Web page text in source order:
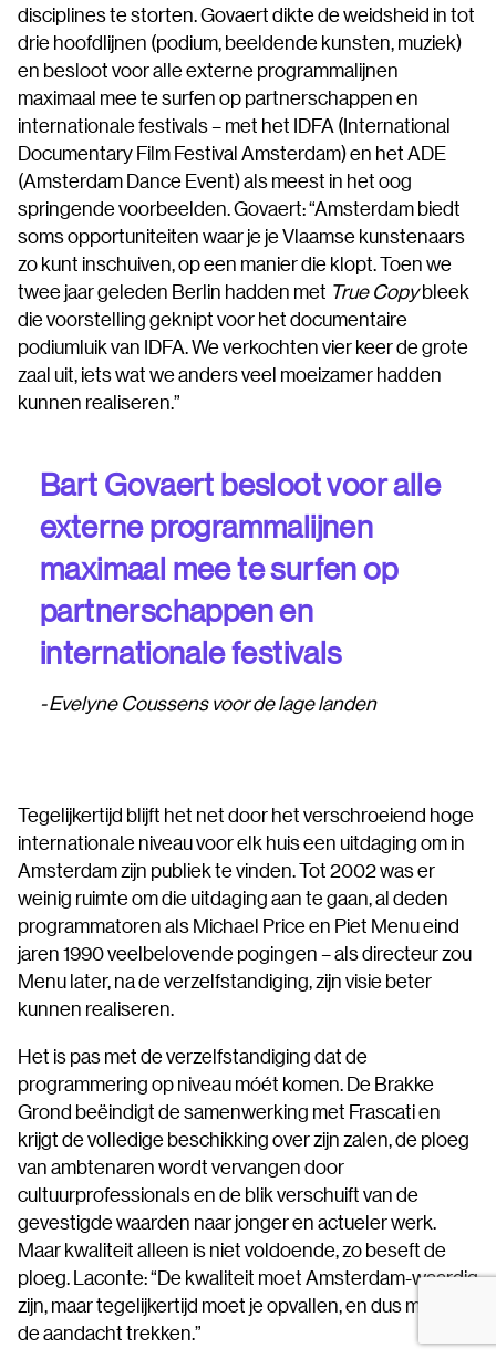
disciplines te storten. Govaert dikte de weidsheid in tot
drie hoofdlijnen (podium, beeldende kunsten, muziek)
en besloot voor alle externe programmalijnen
maximaal mee te surfen op partnerschappen en
internationale festivals – met het IDFA (International
Documentary Film Festival Amsterdam) en het ADE
(Amsterdam Dance Event) als meest in het oog
springende voorbeelden. Govaert: “Amsterdam biedt
soms opportuniteiten waar je je Vlaamse kunstenaars
zo kunt inschuiven, op een manier die klopt. Toen we
twee jaar geleden Berlin hadden met True Copybleek
die voorstelling geknipt voor het documentaire
podiumluik van IDFA. We verkochten vier keer de grote
zaal uit, iets wat we anders veel moeizamer hadden
kunnen realiseren.”
Bart Govaert besloot voor alle
externe programmalijnen
maximaal mee te surfen op
partnerschappen en
internationale festivals
Evelyne Coussens voor de lage landen
Tegelijkertijd blijft het net door het verschroeiend hoge
internationale niveau voor elk huis een uitdaging om in
Amsterdam zijn publiek te vinden. Tot 2002 was er
weinig ruimte om die uitdaging aan te gaan, al deden
programmatoren als Michael Price en Piet Menu eind
jaren 1990 veelbelovende pogingen – als directeur zou
Menu later, na de verzelfstandiging, zijn visie beter
kunnen realiseren.
Het is pas met de verzelfstandiging dat de
programmering op niveau móét komen. De Brakke
Grond beëindigt de samenwerking met Frascati en
krijgt de volledige beschikking over zijn zalen, de ploeg
van ambtenaren wordt vervangen door
cultuurprofessionals en de blik verschuift van de
gevestigde waarden naar jonger en actueler werk.
Maar kwaliteit alleen is niet voldoende, zo beseft de
ploeg. Laconte: “De kwaliteit moet Amsterdam-waardig
zijn, maar tegelijkertijd moet je opvallen, en dus moet je
de aandacht trekken.”